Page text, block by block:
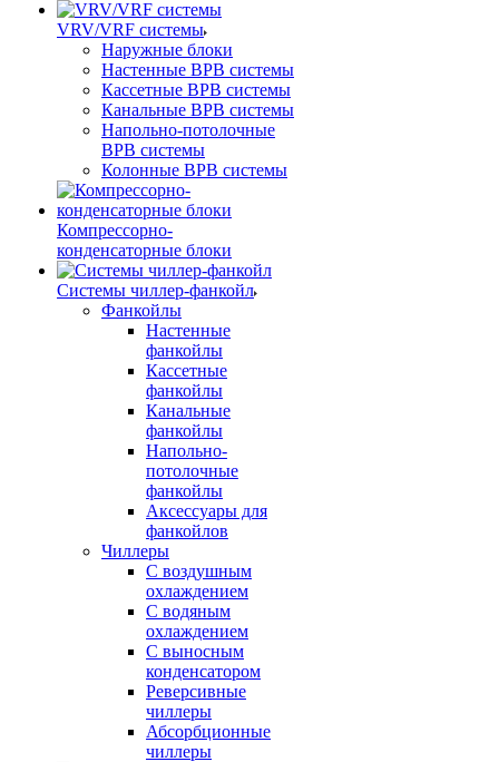
VRV/VRF системы
Наружные блоки
Настенные ВРВ системы
Кассетные ВРВ системы
Канальные ВРВ системы
Напольно-потолочные
ВРВ системы
Колонные ВРВ системы
Компрессорно-
конденсаторные блоки
Системы чиллер-фанкойл
Фанкойлы
Настенные
фанкойлы
Кассетные
фанкойлы
Канальные
фанкойлы
Напольно-
потолочные
фанкойлы
Аксессуары для
фанкойлов
Чиллеры
С воздушным
охлаждением
С водяным
охлаждением
С выносным
конденсатором
Реверсивные
чиллеры
Абсорбционные
чиллеры